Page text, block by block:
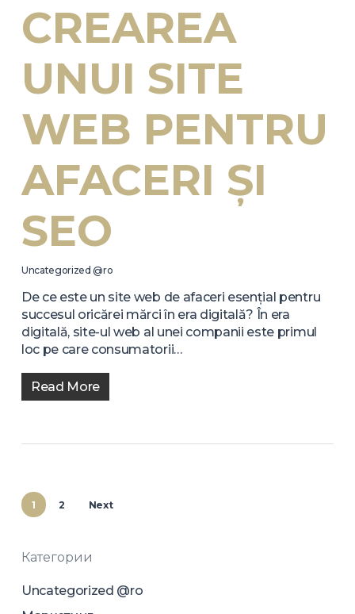
CREAREA
UNUI SITE
WEB PENTRU
AFACERI ȘI
SEO
Uncategorized @ro
De ce este un site web de afaceri esențial pentru
succesul oricărei mărci în era digitală? În era
digitală, site-ul web al unei companii este primul
loc pe care consumatorii…
Read More
1 2 Next
Категории
Uncategorized @ro